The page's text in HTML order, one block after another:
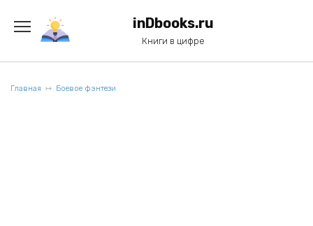
содержанию
inDbooks.ru
Книги в цифре
Главная Боевое фэнтези